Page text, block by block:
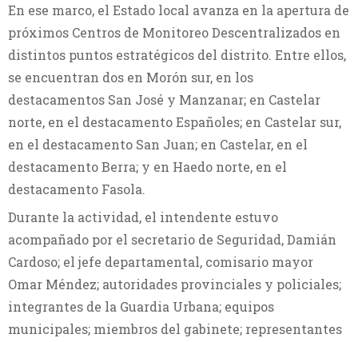
En ese marco, el Estado local avanza en la apertura de
próximos Centros de Monitoreo Descentralizados en
distintos puntos estratégicos del distrito. Entre ellos,
se encuentran dos en Morón sur, en los
destacamentos San José y Manzanar; en Castelar
norte, en el destacamento Españoles; en Castelar sur,
en el destacamento San Juan; en Castelar, en el
destacamento Berra; y en Haedo norte, en el
destacamento Fasola.
Durante la actividad, el intendente estuvo
acompañado por el secretario de Seguridad, Damián
Cardoso; el jefe departamental, comisario mayor
Omar Méndez; autoridades provinciales y policiales;
integrantes de la Guardia Urbana; equipos
municipales; miembros del gabinete; representantes